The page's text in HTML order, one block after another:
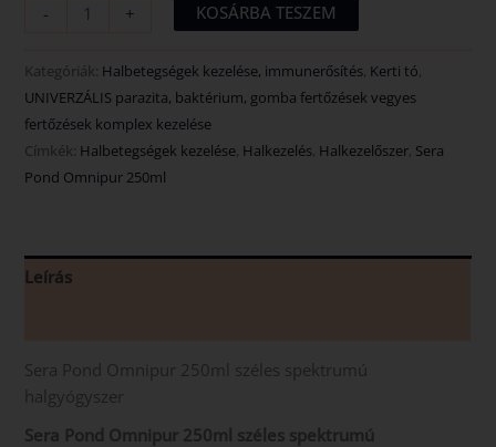
-
+ KOSÁRBA TESZEM
Kategóriák: Halbetegségek kezelése, immunerősítés, Kerti tó,
UNIVERZÁLIS parazita, baktérium, gomba fertőzések vegyes
fertőzések komplex kezelése
Címkék: Halbetegségek kezelése, Halkezelés, Halkezelőszer, Sera
Pond Omnipur 250ml
Leírás
Sera Pond Omnipur 250ml széles spektrumú
halgyógyszer
Sera Pond Omnipur 250ml széles spektrumú